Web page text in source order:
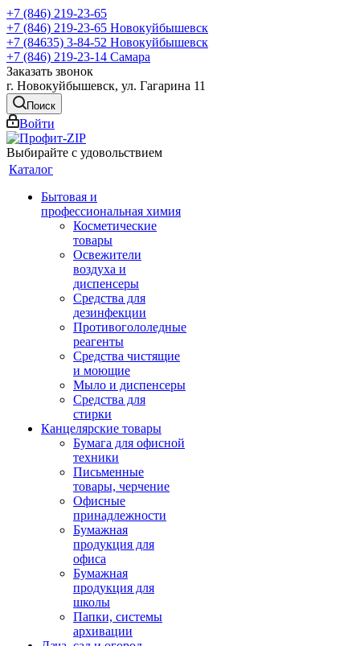
+7 (846) 219-23-65
+7 (846) 219-23-65 Новокуйбышевск
+7 (84635) 3-84-52 Новокуйбышевск
+7 (846) 219-23-14 Самара
Заказать звонок
г. Новокуйбышевск, ул. Гагарина 11
Поиск
Войти
Выбирайте с удовольствием
Каталог
Бытовая и
профессиональная химия
Косметические
товары
Освежители
воздуха и
диспенсеры
Средства для
дезинфекции
Противогололедные
реагенты
Средства чистящие
и моющие
Мыло и диспенсеры
Средства для
стирки
Канцелярские товары
Бумага для офисной
техники
Письменные
товары, черчение
Офисные
принадлежности
Бумажная
продукция для
офиса
Бумажная
продукция для
школы
Папки, системы
архивации